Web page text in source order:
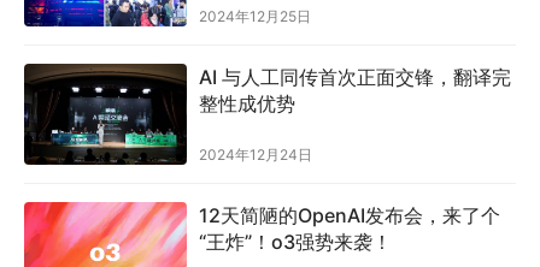
2024年12月25日
AI 与人工同传首次正面交锋，翻译完
整性成优势
2024年12月24日
12天简陋的OpenAI发布会，来了个
“王炸”！o3强势来袭！